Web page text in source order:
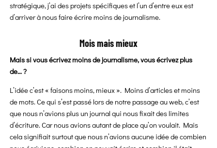
stratégique, j’ai des projets spécifiques et l’un d’entre eux est
d’arriver à nous faire écrire moins de journalisme.
Mois mais mieux
Mais si vous écrivez moins de journalisme, vous écrivez plus
de… ?
L’idée c’est « faisons moins, mieux ». Moins d’articles et moins
de mots. Ce qui s’est passé lors de notre passage au web, c’est
que nous n’avions plus un journal qui nous fixait des limites
d’écriture. Car nous avions autant de place qu’on voulait. Mais
cela signifiait surtout que nous n’avions aucune idée de combien